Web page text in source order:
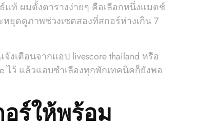
ท้ ผมตั้งตารางง่ายๆ คือเลือกหนึ่งแมตช์
ยุดดูภาพช่วงเซตสองที่สกอร์ห่างเกิน 7
เตือนจากแอป livescore thailand หรือ
ไว้ แล้วแอบชำเลืองทุกพักเทคนิคก็ยังพอ
ร์ให้พร้อม